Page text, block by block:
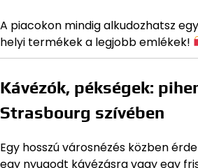
A piacokon mindig alkudozhatsz
helyi termékek a legjobb emlékek!
Kávézók, pékségek:
Strasbourg szívében
Egy hosszú városnézés közben
egy nyugodt kávézásra vagy egy